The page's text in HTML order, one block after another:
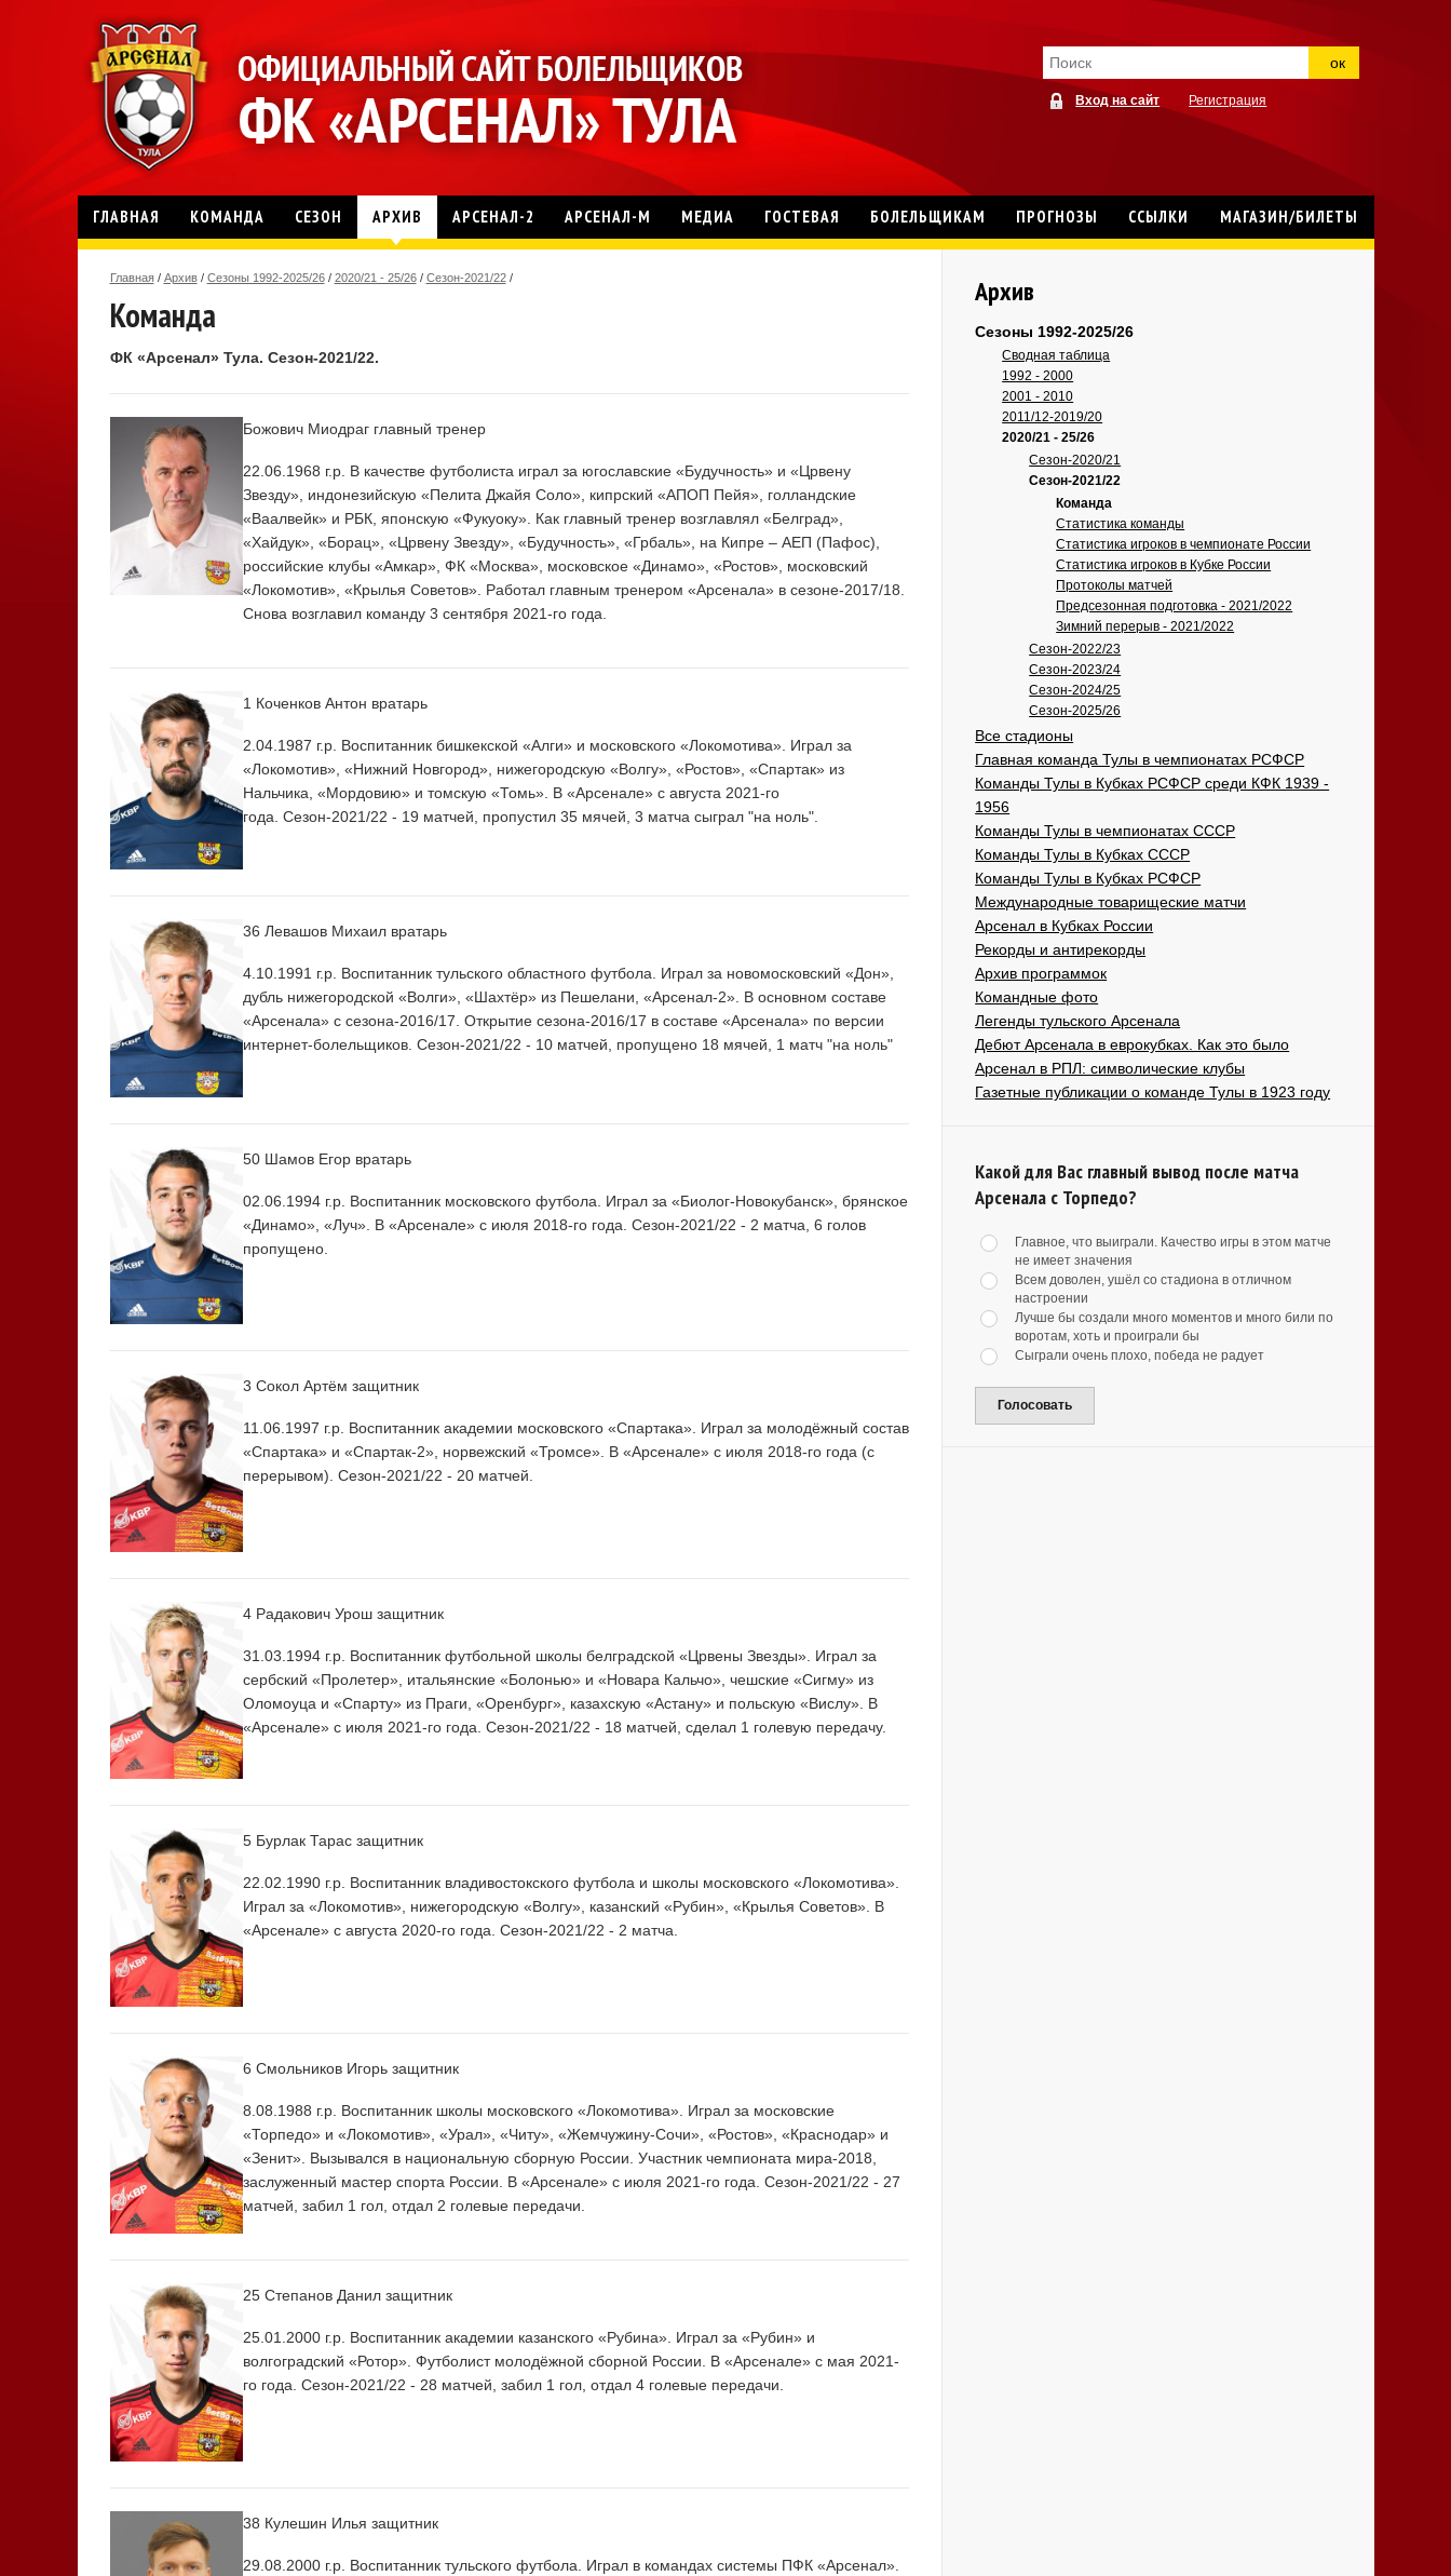
ок
Вход на сайт Регистрация
ГЛАВНАЯ КОМАНДА СЕЗОН АРХИВ АРСЕНАЛ-2 АРСЕНАЛ-М МЕДИА ГОСТЕВАЯ БОЛЕЛЬЩИКАМ ПРОГНОЗЫ ССЫЛКИ МАГАЗИН/БИЛЕТЫ
Главная / Архив / Сезоны 1992-2025/26 / 2020/21 - 25/26 / Сезон-2021/22 /
Команда
ФК «Арсенал» Тула. Сезон-2021/22.
Божович Миодраг главный тренер
22.06.1968 г.р. В качестве футболиста играл за югославские «Будучность» и «Црвену
Звезду», индонезийскую «Пелита Джайя Соло», кипрский «АПОП Пейя», голландские
«Ваалвейк» и РБК, японскую «Фукуоку». Как главный тренер возглавлял «Белград»,
«Хайдук», «Борац», «Црвену Звезду», «Будучность», «Грбаль», на Кипре – АЕП (Пафос),
российские клубы «Амкар», ФК «Москва», московское «Динамо», «Ростов», московский
«Локомотив», «Крылья Советов». Работал главным тренером «Арсенала» в сезоне-2017/18.
Снова возглавил команду 3 сентября 2021-го года.
1 Коченков Антон вратарь
2.04.1987 г.р. Воспитанник бишкекской «Алги» и московского «Локомотива». Играл за
«Локомотив», «Нижний Новгород», нижегородскую «Волгу», «Ростов», «Спартак» из
Нальчика, «Мордовию» и томскую «Томь». В «Арсенале» с августа 2021-го
года. Сезон-2021/22 - 19 матчей, пропустил 35 мячей, 3 матча сыграл "на ноль".
36 Левашов Михаил вратарь
4.10.1991 г.р. Воспитанник тульского областного футбола. Играл за новомосковский «Дон»,
дубль нижегородской «Волги», «Шахтёр» из Пешелани, «Арсенал-2». В основном составе
«Арсенала» с сезона-2016/17. Открытие сезона-2016/17 в составе «Арсенала» по версии
интернет-болельщиков. Сезон-2021/22 - 10 матчей, пропущено 18 мячей, 1 матч "на ноль"
50 Шамов Егор вратарь
02.06.1994 г.р. Воспитанник московского футбола. Играл за «Биолог-Новокубанск», брянское
«Динамо», «Луч». В «Арсенале» с июля 2018-го года. Сезон-2021/22 - 2 матча, 6 голов
пропущено.
3 Сокол Артём защитник
11.06.1997 г.р. Воспитанник академии московского «Спартака». Играл за молодёжный состав
«Спартака» и «Спартак-2», норвежский «Тромсе». В «Арсенале» с июля 2018-го года (с
перерывом). Сезон-2021/22 - 20 матчей.
4 Радакович Урош защитник
31.03.1994 г.р. Воспитанник футбольной школы белградской «Црвены Звезды». Играл за
сербский «Пролетер», итальянские «Болонью» и «Новара Кальчо», чешские «Сигму» из
Оломоуца и «Спарту» из Праги, «Оренбург», казахскую «Астану» и польскую «Вислу». В
«Арсенале» с июля 2021-го года. Сезон-2021/22 - 18 матчей, сделал 1 голевую передачу.
5 Бурлак Тарас защитник
22.02.1990 г.р. Воспитанник владивостокского футбола и школы московского «Локомотива».
Играл за «Локомотив», нижегородскую «Волгу», казанский «Рубин», «Крылья Советов». В
«Арсенале» с августа 2020-го года. Сезон-2021/22 - 2 матча.
6 Смольников Игорь защитник
8.08.1988 г.р. Воспитанник школы московского «Локомотива». Играл за московские
«Торпедо» и «Локомотив», «Урал», «Читу», «Жемчужину-Сочи», «Ростов», «Краснодар» и
«Зенит». Вызывался в национальную сборную России. Участник чемпионата мира-2018,
заслуженный мастер спорта России. В «Арсенале» с июля 2021-го года. Сезон-2021/22 - 27
матчей, забил 1 гол, отдал 2 голевые передачи.
25 Степанов Данил защитник
25.01.2000 г.р. Воспитанник академии казанского «Рубина». Играл за «Рубин» и
волгоградский «Ротор». Футболист молодёжной сборной России. В «Арсенале» с мая 2021-
го года. Сезон-2021/22 - 28 матчей, забил 1 гол, отдал 4 голевые передачи.
38 Кулешин Илья защитник
29.08.2000 г.р. Воспитанник тульского футбола. Играл в командах системы ПФК «Арсенал».
Архив
Сезоны 1992-2025/26
Сводная таблица
1992 - 2000
2001 - 2010
2011/12-2019/20
2020/21 - 25/26
Сезон-2020/21
Сезон-2021/22
Команда
Статистика команды
Статистика игроков в чемпионате России
Статистика игроков в Кубке России
Протоколы матчей
Предсезонная подготовка - 2021/2022
Зимний перерыв - 2021/2022
Сезон-2022/23
Сезон-2023/24
Сезон-2024/25
Сезон-2025/26
Все стадионы
Главная команда Тулы в чемпионатах РСФСР
Команды Тулы в Кубках РСФСР среди КФК 1939 -
1956
Команды Тулы в чемпионатах СССР
Команды Тулы в Кубках СССР
Команды Тулы в Кубках РСФСР
Международные товарищеские матчи
Арсенал в Кубках России
Рекорды и антирекорды
Архив программок
Командные фото
Легенды тульского Арсенала
Дебют Арсенала в еврокубках. Как это было
Арсенал в РПЛ: символические клубы
Газетные публикации о команде Тулы в 1923 году
Какой для Вас главный вывод после матча
Арсенала с Торпедо?
Главное, что выиграли. Качество игры в этом матче
не имеет значения
Всем доволен, ушёл со стадиона в отличном
настроении
Лучше бы создали много моментов и много били по
воротам, хоть и проиграли бы
Сыграли очень плохо, победа не радует
Голосовать